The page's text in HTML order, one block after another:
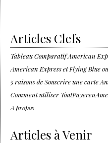
Articles Clefs
Tableau Comparatif American
American Express et Flying Blue
5 raisons de Souscrire une carte
Comment utiliser
A propos
Articles à Venir